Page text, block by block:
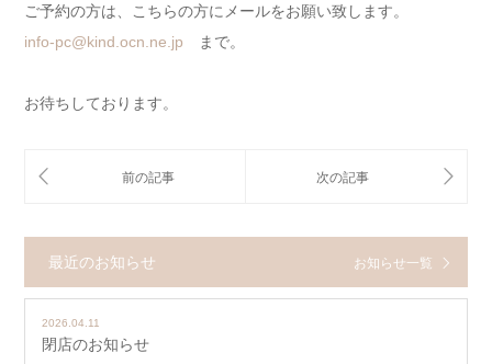
ご予約の方は、こちらの方にメールをお願い致します。
info-pc@kind.ocn.ne.jp まで。
お待ちしております。
最近のお知らせ お知らせ一覧
2026.04.11
閉店のお知らせ